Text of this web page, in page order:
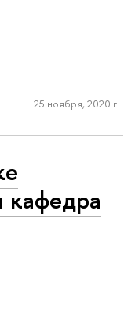
25 ноября, 2020 г.
кафедра